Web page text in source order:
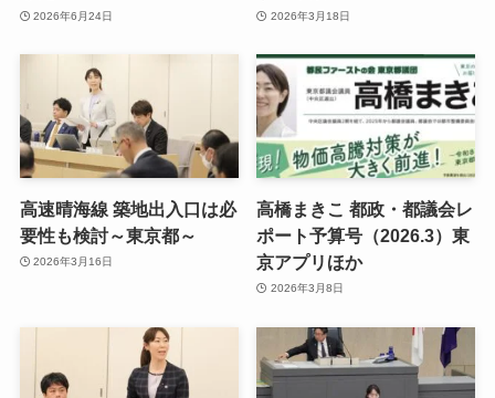
2026年6月24日 2026年3月18日
高速晴海線 築地出入口は必
要性も検討～東京都～
2026年3月16日
高橋まきこ 都政・都議会レ
ポート予算号（2026.3）東
京アプリほか
2026年3月8日